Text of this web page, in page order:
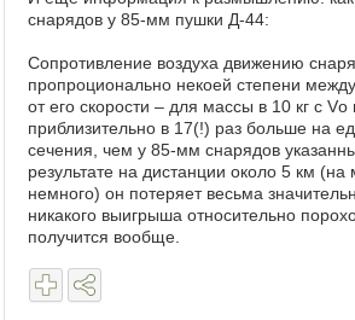
снарядов у 85-мм пушки Д-44:
Сопротивление воздуха движению
пропроционально некоей степени
от его скорости – для массы в 10 кг c Vо
приблизительно в 17(!) раз больше на
сечения, чем у 85-мм снарядов
результате на дистанции около 5 км
немного) он потеряет весьма
никакого выигрыша относительно
получится вообще.